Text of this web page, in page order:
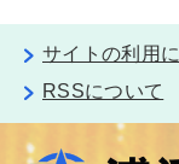
サイトの利用
RSSについて